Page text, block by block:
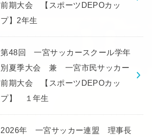
前期大会 【スポーツDEPOカッ
プ】2年生
第48回 一宮サッカースクール学年
別夏季大会 兼 一宮市民サッカー
前期大会 【スポーツDEPOカッ
プ】 １年生
2026年 一宮サッカー連盟 理事長